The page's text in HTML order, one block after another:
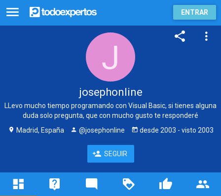
ENTRAR
josephonline
LLevo mucho tiempo programando con Visual Basic, si tienes alguna
duda solo pregunta, que con mucho gusto te responderé
Madrid, España
@josephonline desde 2003 - visto 2003
SEGUIR